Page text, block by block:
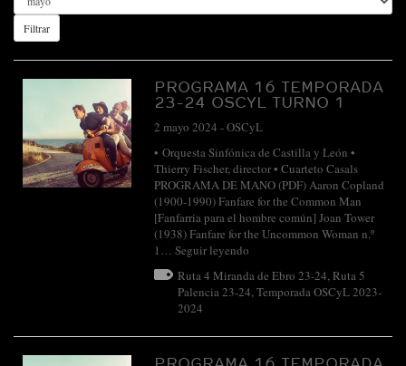
Filtrar
PROGRAMA 16 TEMPORADA
23-24 OSCYL TURNO 1
2 mayo 2024 -OSCyL
• Orquesta Sinfónica de Castilla y León •
Thierry Fischer, director • Cuarteto Casals
PROGRAMA DE MANO (PDF) Aaron Copland
(1900-1990) Fanfare for the Common Man
[Fanfarria para el hombre común] Joan Tower
(1938) Fanfare for the Uncommon Woman n.º
1… Seguir leyendo
Ruta 4 Miranda de Ebro 23-24,Ruta 5
Palencia 23-24,Temporada OSCyL 2023-
2024